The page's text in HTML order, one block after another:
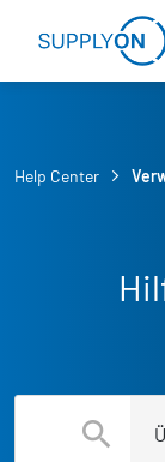
Skip to main content
Help Center